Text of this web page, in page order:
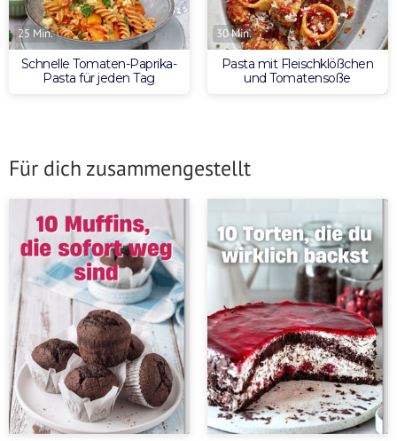
25 Min.
Schnelle Tomaten-Paprika-
Pasta für jeden Tag
30 Min.
Pasta mit Fleischklößchen
und Tomatensoße
Für dich zusammengestellt